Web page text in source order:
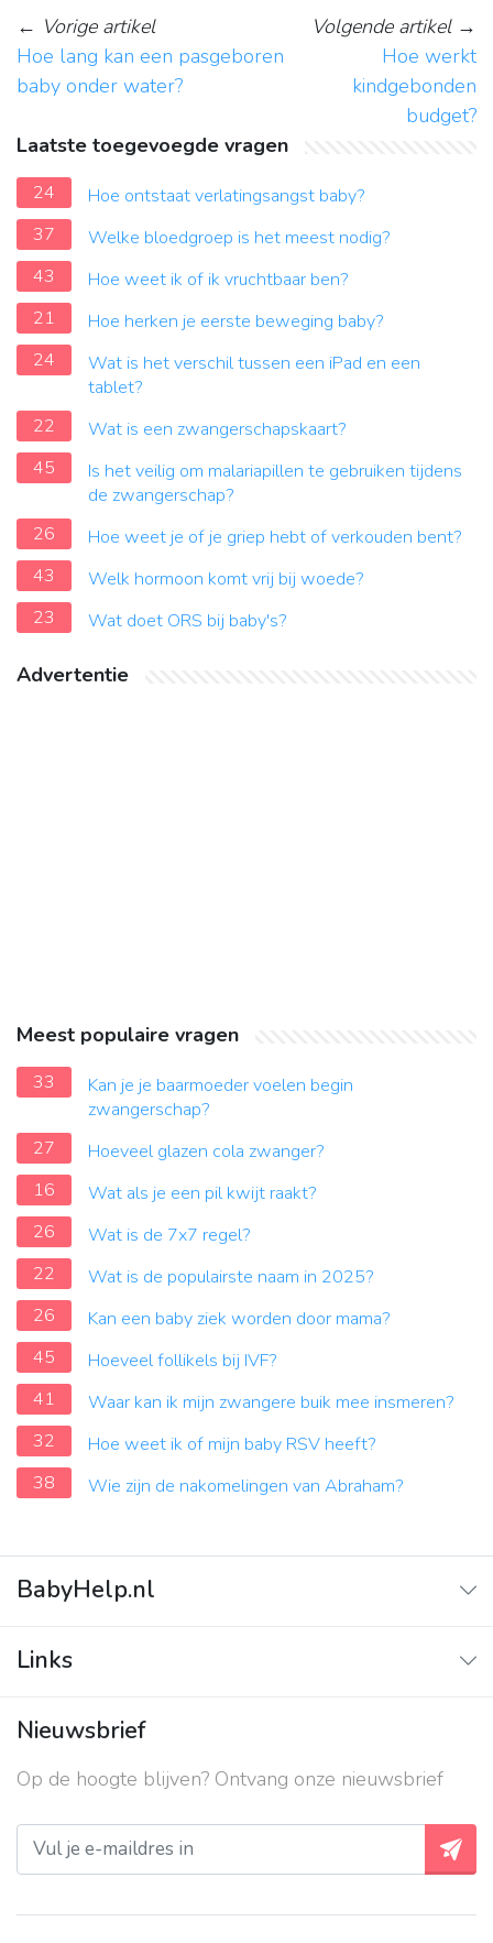
← Vorige artikel
Hoe lang kan een pasgeboren
baby onder water?
Volgende artikel→
Hoe werkt
kindgebonden
budget?
Laatste toegevoegde vragen
24
Hoe ontstaat verlatingsangst baby?
37
Welke bloedgroep is het meest nodig?
43
Hoe weet ik of ik vruchtbaar ben?
21
Hoe herken je eerste beweging baby?
24
Wat is het verschil tussen een iPad en een
tablet?
22
Wat is een zwangerschapskaart?
45
Is het veilig om malariapillen te gebruiken tijdens
de zwangerschap?
26
Hoe weet je of je griep hebt of verkouden bent?
43
Welk hormoon komt vrij bij woede?
23
Wat doet ORS bij baby's?
Advertentie
Meest populaire vragen
33
Kan je je baarmoeder voelen begin
zwangerschap?
27
Hoeveel glazen cola zwanger?
16
Wat als je een pil kwijt raakt?
26
Wat is de 7x7 regel?
22
Wat is de populairste naam in 2025?
26
Kan een baby ziek worden door mama?
45
Hoeveel follikels bij IVF?
41
Waar kan ik mijn zwangere buik mee insmeren?
32
Hoe weet ik of mijn baby RSV heeft?
38
Wie zijn de nakomelingen van Abraham?
BabyHelp.nl
Vraag & Antwoord
Links
Contact
Over ons
Privacy beleid
Nieuwsbrief
Op de hoogte blijven? Ontvang onze nieuwsbrief